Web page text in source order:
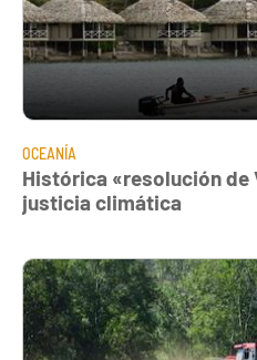
OCEANÍA
Histórica «resolución de
justicia climática